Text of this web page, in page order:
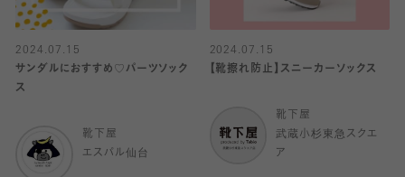
2024.07.15
サンダルにおすすめ♡パーツソック
ス
靴下屋
エスパル仙台
2024.07.15
【靴擦れ防止】スニーカーソックス
靴下屋
武蔵小杉東急スクエ
ア